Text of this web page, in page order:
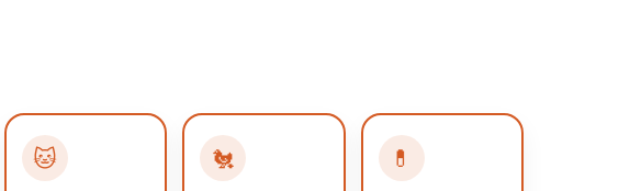
🐱 🐔 💊